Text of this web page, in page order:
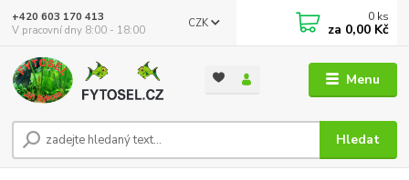
Menu
CZK
Hledat
+420 603 170 413
V pracovní dny 8:00 - 18:00
0 ks
za 0,00 Kč